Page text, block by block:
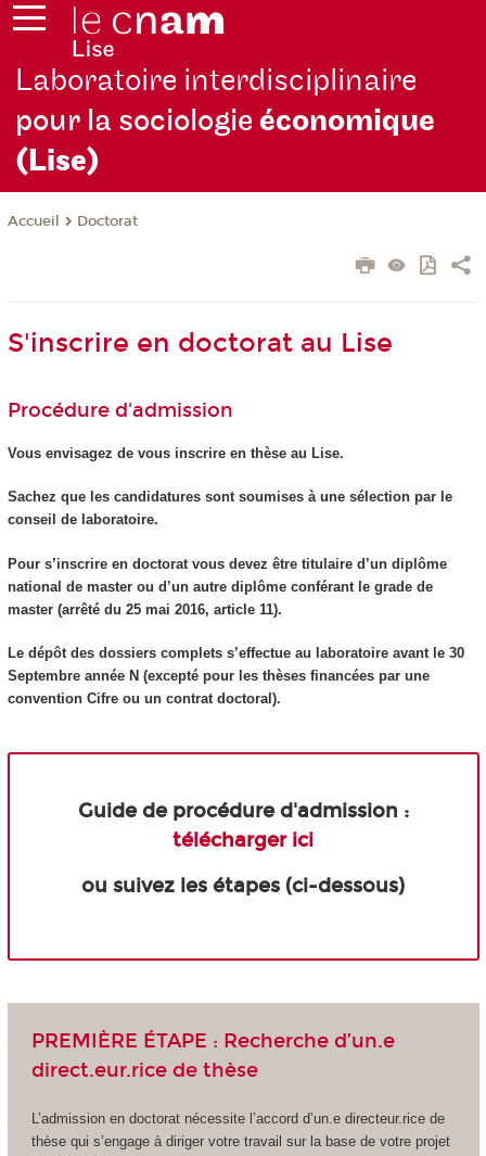
Laboratoire interdisciplinaire
pour la sociologieéconomique
(Lise)
Accueil Doctorat
S'inscrire en doctorat au Lise
Procédure d'admission
Vous envisagez de vous inscrire en thèse au Lise.
Sachez que les candidatures sont soumises à une sélection par le
conseil de laboratoire.
Pour s’inscrire en doctorat vous devez être titulaire d’un diplôme
national de master ou d’un autre diplôme conférant le grade de
master (arrêté du 25 mai 2016, article 11).
Le dépôt des dossiers complets s’effectue au laboratoire avant le 30
Septembre année N (excepté pour les thèses financées par une
convention Cifre ou un contrat doctoral).
Guide de procédure d'admission :
télécharger ici
ou suivez les étapes (ci-dessous)
PREMIÈRE ÉTAPE : Recherche d’un.e
direct.eur.rice de thèse
L’admission en doctorat nécessite l’accord d’un.e directeur.rice de
thèse qui s’engage à diriger votre travail sur la base de votre projet